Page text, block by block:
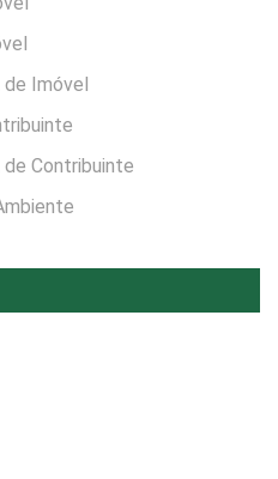
de Imóvel
Contribuinte